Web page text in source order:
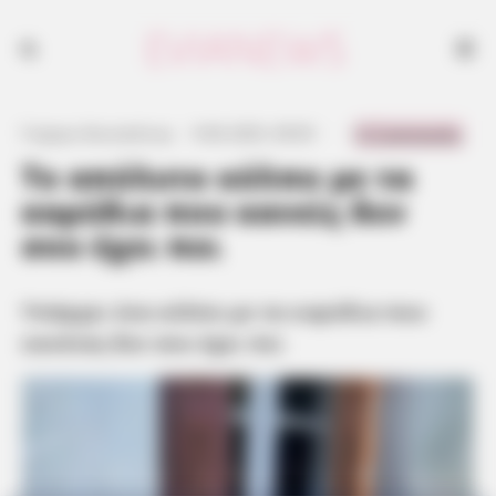
Το απόλυτο κόλπο με τα
καρύδια που κανείς δεν
σου έχει πει
Υπάρχει ένα κόλπο με τα καρύδια που